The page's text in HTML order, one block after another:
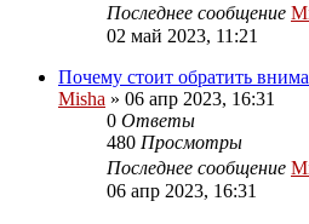
Последнее сообщение
02 май 2023, 11:21
Почему стоит обратить
Misha » 06 апр 2023, 16:31
0 Ответы
480 Просмотры
Последнее сообщение
06 апр 2023, 16:31